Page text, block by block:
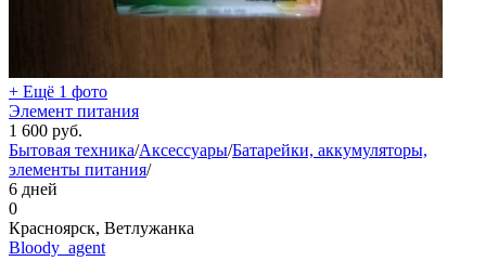
+ Ещё 1 фото
Элемент питания
1 600 руб.
Бытовая техника/Аксессуары/Батарейки, аккумуляторы,
элементы питания/
6 дней
0
Красноярск, Ветлужанка
Bloody_agent